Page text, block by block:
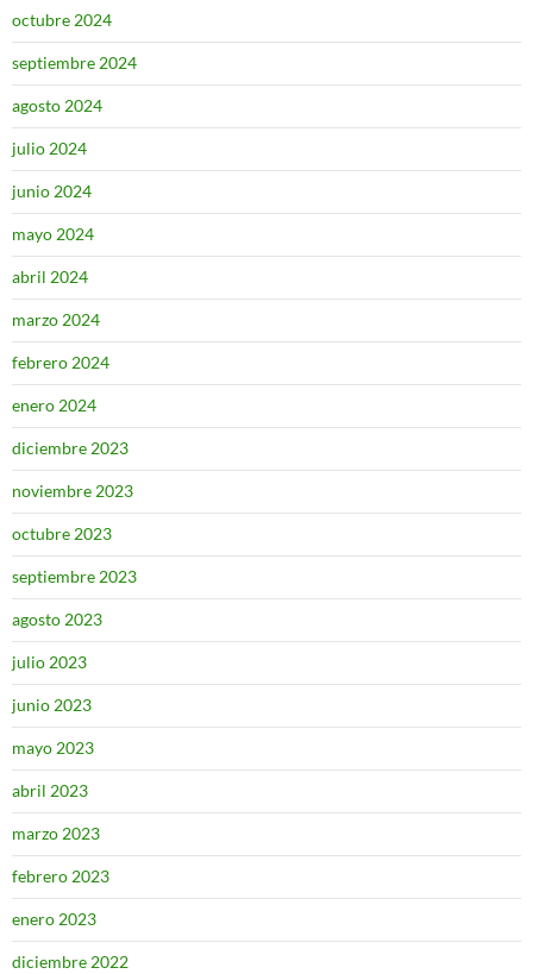
octubre 2024
septiembre 2024
agosto 2024
julio 2024
junio 2024
mayo 2024
abril 2024
marzo 2024
febrero 2024
enero 2024
diciembre 2023
noviembre 2023
octubre 2023
septiembre 2023
agosto 2023
julio 2023
junio 2023
mayo 2023
abril 2023
marzo 2023
febrero 2023
enero 2023
diciembre 2022